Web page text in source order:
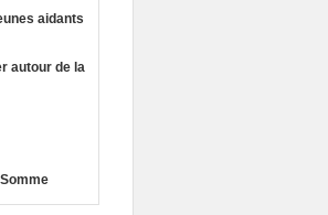
aidants
autour de la